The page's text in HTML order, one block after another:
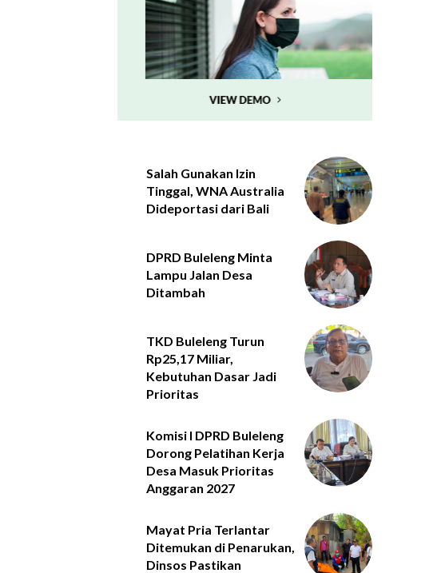
Salah Gunakan Izin
Tinggal, WNA Australia
Dideportasi dari Bali
DPRD Buleleng Minta
Lampu Jalan Desa
Ditambah
TKD Buleleng Turun
Rp25,17 Miliar,
Kebutuhan Dasar Jadi
Prioritas
Komisi I DPRD Buleleng
Dorong Pelatihan Kerja
Desa Masuk Prioritas
Anggaran 2027
Mayat Pria Terlantar
Ditemukan di Penarukan,
Dinsos Pastikan